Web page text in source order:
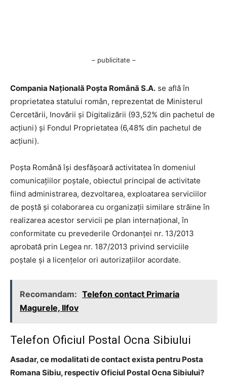
– publicitate –
Compania Națională Poşta Română S.A. se află în
proprietatea statului român, reprezentat de Ministerul
Cercetării, Inovării şi Digitalizării (93,52% din pachetul de
acţiuni) şi Fondul Proprietatea (6,48% din pachetul de
acţiuni).
Poşta Română îşi desfăşoară activitatea în domeniul
comunicaţiilor poştale, obiectul principal de activitate
fiind administrarea, dezvoltarea, exploatarea serviciilor
de poştă şi colaborarea cu organizaţii similare străine în
realizarea acestor servicii pe plan internaţional, în
conformitate cu prevederile Ordonanţei nr. 13/2013
aprobată prin Legea nr. 187/2013 privind serviciile
poştale şi a licenţelor ori autorizaţiilor acordate.
Recomandam: Telefon contact Primaria
Magurele, Ilfov
Telefon Oficiul Postal Ocna Sibiului
Asadar, ce modalitati de contact exista pentru Posta
Romana Sibiu, respectiv Oficiul Postal Ocna Sibiului?